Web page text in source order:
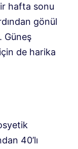
hafta sonu
gönül
Güneş
de harika
40’lı